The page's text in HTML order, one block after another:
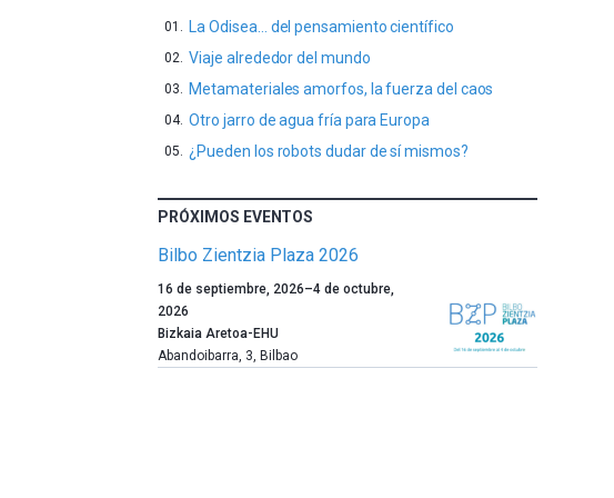
La Odisea… del pensamiento científico
Viaje alrededor del mundo
Metamateriales amorfos, la fuerza del caos
Otro jarro de agua fría para Europa
¿Pueden los robots dudar de sí mismos?
PRÓXIMOS EVENTOS
Bilbo Zientzia Plaza 2026
Un
año
más,
Bilbao
16 de septiembre, 2026–4 de octubre,
2026
Bizkaia Aretoa-EHU
Abandoibarra, 3, Bilbao